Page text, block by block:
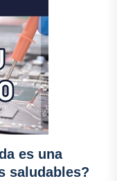
es una
saludables?